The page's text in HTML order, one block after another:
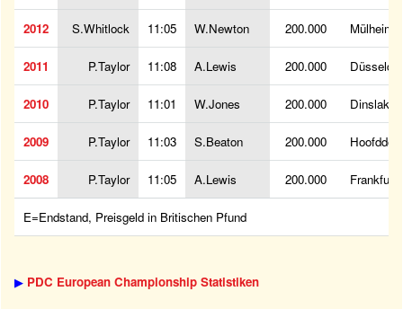
2012 S.Whitlock 11:05 W.Newton 200.000 Mülheim
2011 P.Taylor 11:08 A.Lewis 200.000
2010 P.Taylor 11:01 W.Jones 200.000 Dinslaken
2009 P.Taylor 11:03 S.Beaton 200.000 Hoofddorp
2008 P.Taylor 11:05 A.Lewis 200.000 Frankfurt
E=Endstand, Preisgeld in Britischen Pfund
▶ PDC European Championship Statistiken